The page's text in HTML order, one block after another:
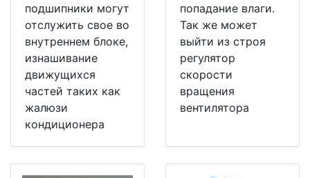
подшипники могут
отслужить свое во
внутреннем блоке,
изнашивание
движущихся
частей таких как
жалюзи
кондиционера
попадание влаги.
Так же может
выйти из строя
регулятор
скорости
вращения
вентилятора